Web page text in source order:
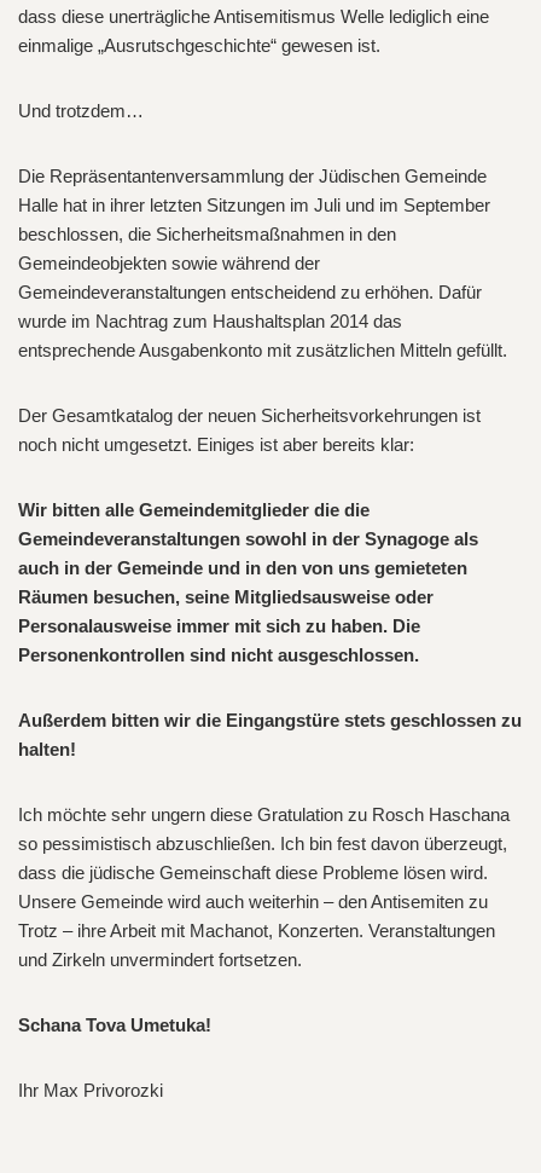
dass diese unerträgliche Antisemitismus Welle lediglich eine
einmalige „Ausrutschgeschichte“ gewesen ist.
Und trotzdem…
Die Repräsentantenversammlung der Jüdischen Gemeinde
Halle hat in ihrer letzten Sitzungen im Juli und im September
beschlossen, die Sicherheitsmaßnahmen in den
Gemeindeobjekten sowie während der
Gemeindeveranstaltungen entscheidend zu erhöhen. Dafür
wurde im Nachtrag zum Haushaltsplan 2014 das
entsprechende Ausgabenkonto mit zusätzlichen Mitteln gefüllt.
Der Gesamtkatalog der neuen Sicherheitsvorkehrungen ist
noch nicht umgesetzt. Einiges ist aber bereits klar:
Wir bitten alle Gemeindemitglieder die die
Gemeindeveranstaltungen sowohl in der Synagoge als
auch in der Gemeinde und in den von uns gemieteten
Räumen besuchen, seine Mitgliedsausweise oder
Personalausweise immer mit sich zu haben. Die
Personenkontrollen sind nicht ausgeschlossen.
Außerdem bitten wir die Eingangstüre stets geschlossen zu
halten!
Ich möchte sehr ungern diese Gratulation zu Rosch Haschana
so pessimistisch abzuschließen. Ich bin fest davon überzeugt,
dass die jüdische Gemeinschaft diese Probleme lösen wird.
Unsere Gemeinde wird auch weiterhin – den Antisemiten zu
Trotz – ihre Arbeit mit Machanot, Konzerten. Veranstaltungen
und Zirkeln unvermindert fortsetzen.
Schana Tova Umetuka!
Ihr Max Privorozki